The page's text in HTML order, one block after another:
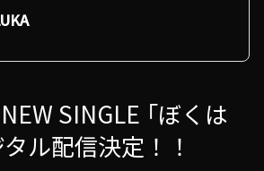
料金プラン
サポート
ご利用の流れ
よくある質問
SINGLE 「ぼくは
ル配信決定！！